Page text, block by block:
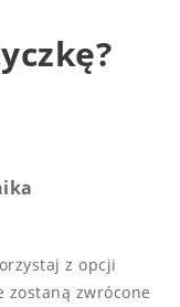
z opcji
zostaną zwrócone